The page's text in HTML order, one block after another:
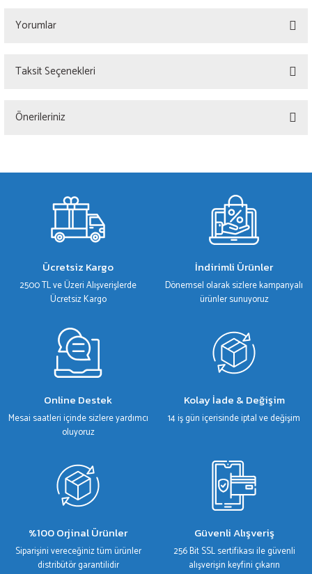
Yorumlar
Taksit Seçenekleri
Önerileriniz
gördüğünüz noktaları öneri formunu kullanarak tarafımıza iletebilirsiniz.
Ürün resmi kalitesiz, bozuk veya görüntülenemiyor.
Ürün açıklamasında eksik bilgiler bulunuyor.
Ürün fiyatı diğer sitelerden daha pahalı.
Bu ürüne benzer farklı alternatifler olmalı.
Ücretsiz Kargo
2500 TL ve Üzeri Alışverişlerde
Ücretsiz Kargo
İndirimli Ürünler
Dönemsel olarak sizlere kampanyalı
ürünler sunuyoruz
Online Destek
Mesai saatleri içinde sizlere yardımcı
oluyoruz
Kolay İade & Değişim
14 iş gün içerisinde iptal ve değişim
%100 Orjinal Ürünler
Siparişini vereceğiniz tüm ürünler
distribütör garantilidir
Güvenli Alışveriş
256 Bit SSL sertifikası ile güvenli
alışverişin keyfini çıkarın